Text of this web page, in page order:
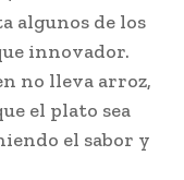
algunos de los
innovador.
no lleva arroz,
el plato sea
el sabor y